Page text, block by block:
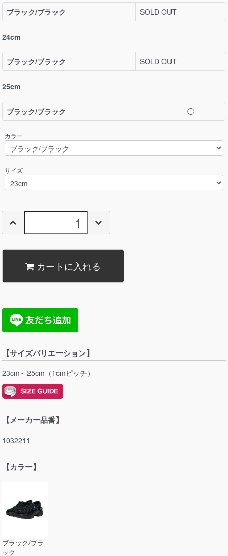
ブラック/ブラック SOLD OUT
24cm
ブラック/ブラック SOLD OUT
25cm
ブラック/ブラック ◯
カラー
サイズ
カートに入れる
【サイズバリエーション】
23cm～25cm（1cmピッチ）
【メーカー品番】
1032211
【カラー】
ブラック/ブラ
ック